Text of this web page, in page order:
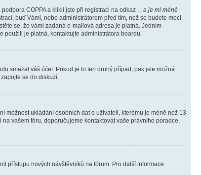
COPPA a klikli jste při registraci na odkaz …a je mi méně
buď Vámi, nebo administrátorem před tím, než se budete moci
se, že vámi zadaná e-mailová adresa je platná. Jedním
použili je platná, kontaktujte administrátora boardu.
smazal váš účet. Pokud je to ten druhý případ, pak jste možná
se do diskuzí.
možnost ukládání osobních dat o uživateli, kterému je méně než 13
vašem fóru, doporučujeme kontaktovat vaše právního poradce,
přístupu nových návštěvníků na fórum. Pro další informace